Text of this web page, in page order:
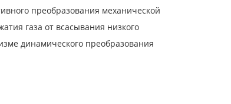
преобразования механической
газа от всасывания низкого
динамического преобразования